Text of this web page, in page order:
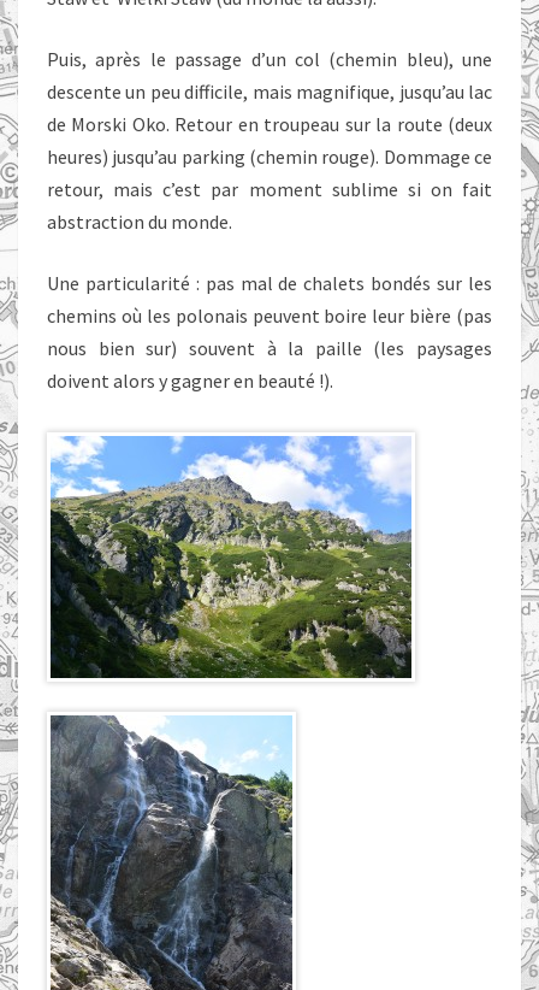
Puis, après le passage d’un col (chemin bleu), une
descente un peu difficile, mais magnifique, jusqu’au lac
de Morski Oko. Retour en troupeau sur la route (deux
heures) jusqu’au parking (chemin rouge). Dommage ce
retour, mais c’est par moment sublime si on fait
abstraction du monde.
Une particularité : pas mal de chalets bondés sur les
chemins où les polonais peuvent boire leur bière (pas
nous bien sur) souvent à la paille (les paysages
doivent alors y gagner en beauté !).